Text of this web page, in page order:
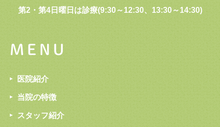
第2・第4日曜日は診療(9:30～12:30、13:30～14:30)
MENU
医院紹介
当院の特徴
スタッフ紹介